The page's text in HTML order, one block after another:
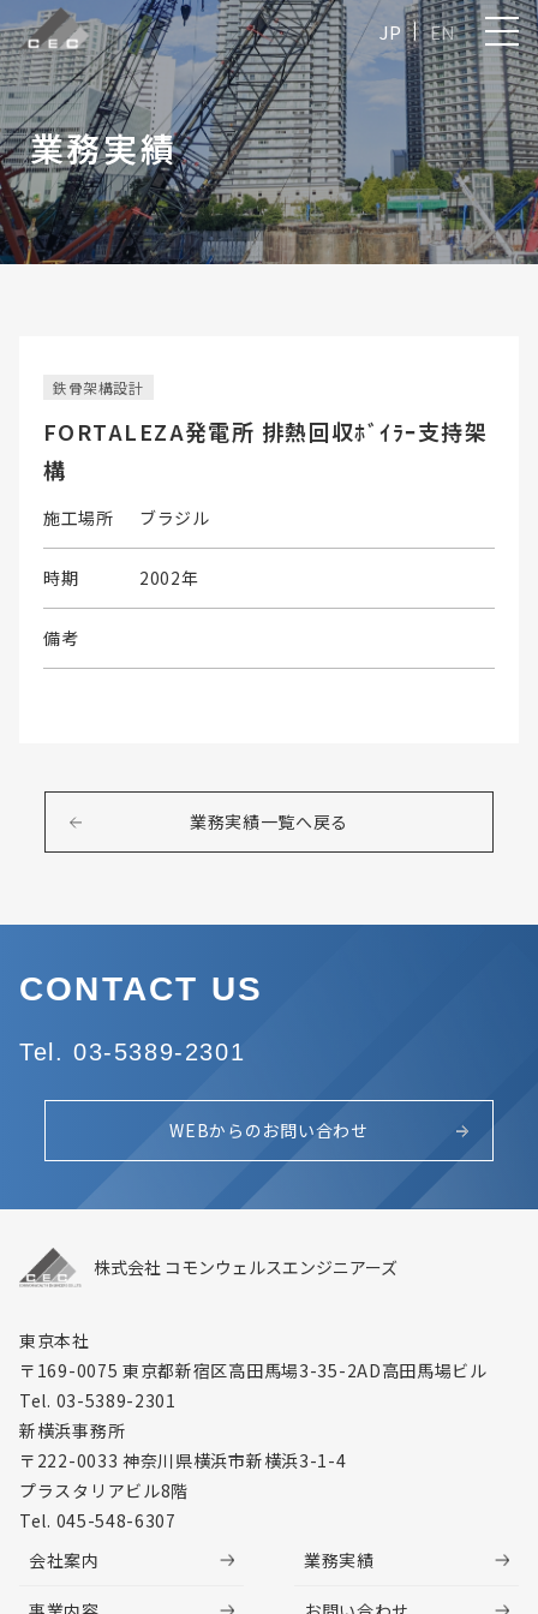
EN
JP
業務実績
鉄骨架構設計
FORTALEZA発電所 排熱回収ﾎﾞｲﾗｰ支持架
構
施工場所 ブラジル
時期 2002年
備考
業務実績一覧へ戻る
CONTACT US
Tel. 03-5389-2301
WEBからのお問い合わせ
株式会社 コモンウェルスエンジニアーズ
東京本社
〒169-0075 東京都新宿区高田馬場3-35-2AD高田馬場ビル
Tel. 03-5389-2301
新横浜事務所
〒222-0033 神奈川県横浜市新横浜3-1-4
プラスタリアビル8階
Tel. 045-548-6307
会社案内
業務実績